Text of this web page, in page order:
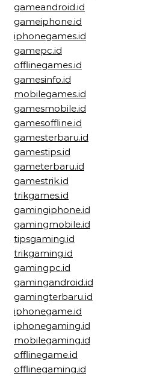
gameandroid.id
gameiphone.id
iphonegames.id
gamepc.id
offlinegames.id
gamesinfo.id
mobilegames.id
gamesmobile.id
gamesoffline.id
gamesterbaru.id
gamestips.id
gameterbaru.id
gamestrik.id
trikgames.id
gamingiphone.id
gamingmobile.id
tipsgaming.id
trikgaming.id
gamingpc.id
gamingandroid.id
gamingterbaru.id
iphonegame.id
iphonegaming.id
mobilegaming.id
offlinegame.id
offlinegaming.id